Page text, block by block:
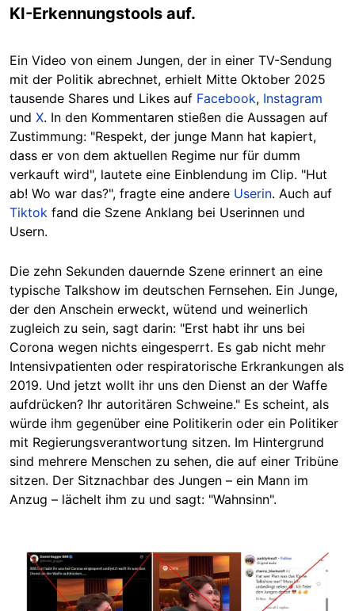
KI-Erkennungstools auf.
Ein Video von einem Jungen, der in einer TV-Sendung
mit der Politik abrechnet, erhielt Mitte Oktober 2025
tausende Shares und Likes auf Facebook, Instagram
und X. In den Kommentaren stießen die Aussagen auf
Zustimmung: "Respekt, der junge Mann hat kapiert,
dass er von dem aktuellen Regime nur für dumm
verkauft wird", lautete eine Einblendung im Clip. "Hut
ab! Wo war das?", fragte eine andere Userin. Auch auf
Tiktok fand die Szene Anklang bei Userinnen und
Usern.
Die zehn Sekunden dauernde Szene erinnert an eine
typische Talkshow im deutschen Fernsehen. Ein Junge,
der den Anschein erweckt, wütend und weinerlich
zugleich zu sein, sagt darin: "Erst habt ihr uns bei
Corona wegen nichts eingesperrt. Es gab nicht mehr
Intensivpatienten oder respiratorische Erkrankungen als
2019. Und jetzt wollt ihr uns den Dienst an der Waffe
aufdrücken? Ihr autoritären Schweine." Es scheint, als
würde ihm gegenüber eine Politikerin oder ein Politiker
mit Regierungsverantwortung sitzen. Im Hintergrund
sind mehrere Menschen zu sehen, die auf einer Tribüne
sitzen. Der Sitznachbar des Jungen – ein Mann im
Anzug – lächelt ihm zu und sagt: "Wahnsinn".
Image